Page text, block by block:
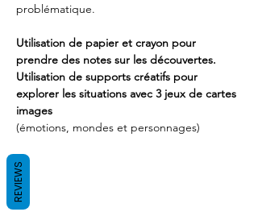
problématique.
Utilisation de papier et crayon pour
prendre des notes sur les découvertes.
Utilisation de supports créatifs pour
explorer les situations avec 3 jeux de cartes
images
(émotions, mondes et personnages)
REVIEWS